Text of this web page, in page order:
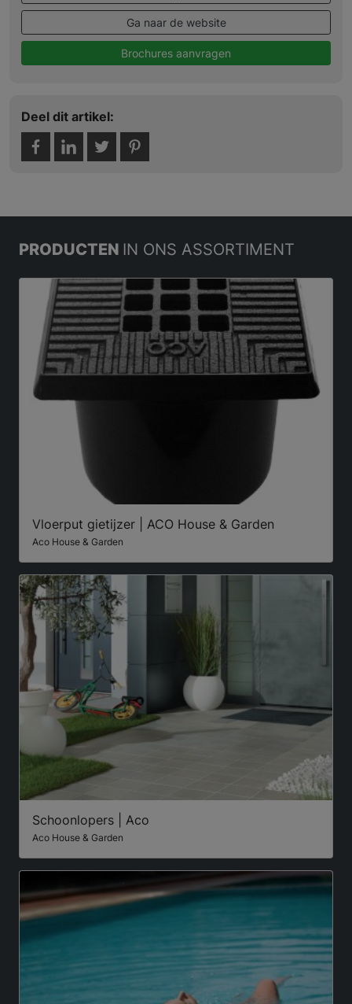
Ga naar de website
Brochures aanvragen
Deel dit artikel:
PRODUCTEN IN ONS ASSORTIMENT
Vloerput gietijzer | ACO House & Garden
Aco House & Garden
Schoonlopers | Aco
Aco House & Garden